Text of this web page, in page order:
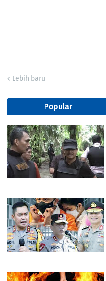
Lebih baru
Popular